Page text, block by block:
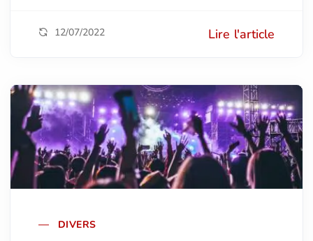
12/07/2022 Lire l'article
DIVERS